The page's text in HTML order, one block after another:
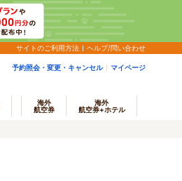
サイトのご利用方法 ヘルプ/問い合わせ
予約照会・変更・キャンセル マイページ
海外
航空券
海外
航空券+ホテル